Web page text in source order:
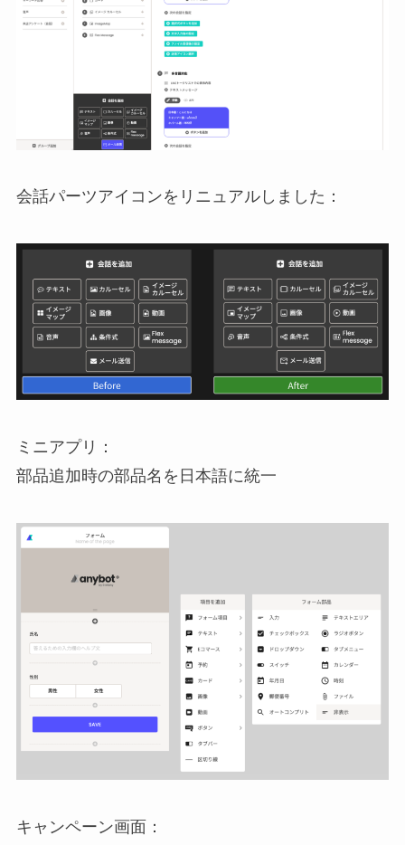
会話パーツアイコンをリニュアルしました：
ミニアプリ：
部品追加時の部品名を日本語に統一
キャンペーン画面：